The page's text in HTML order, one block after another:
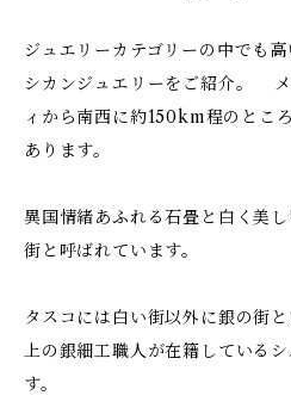
ジュエリーカテゴリーの中でも
シカンジュエリーをご紹介。
ィから南西に約150km程のとこ
あります。
異国情緒あふれる石畳と白く美
街と呼ばれています。
タスコには白い街以外に銀の街
上の銀細工職人が在籍している
す。